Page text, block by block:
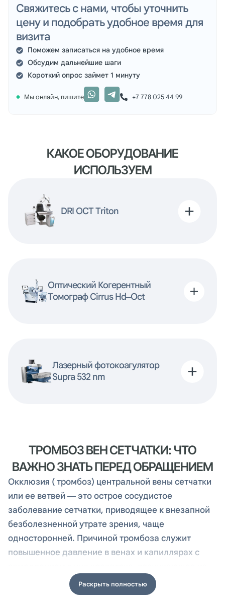
Свяжитесь с нами, чтобы уточнить
цену и подобрать удобное время для
визита
Поможем записаться на удобное время
Обсудим дальнейшие шаги
Короткий опрос займет 1 минуту
Мы онлайн, пишите +7 778 025 44 99
КАКОЕ ОБОРУДОВАНИЕ
ИСПОЛЬЗУЕМ
DRI OCT Triton
Оптический Когерентный
Томограф Cirrus Hd–Oct
Лазерный фотокоагулятор
Supra 532 nm
ТРОМБОЗ ВЕН СЕТЧАТКИ: ЧТО
ВАЖНО ЗНАТЬ ПЕРЕД ОБРАЩЕНИЕМ
Окклюзия ( тромбоз) центральной вены сетчатки
или ее ветвей — это острое сосудистое
заболевание сетчатки, приводящее к внезапной
безболезненной утрате зрения, чаще
односторонней. Причиной тромбоза служит
повышенное давление в венах и капиллярах с
за сдавления вены атеросклеротически
измененной артерией, так как вена и артерия
Раскрыть полностью